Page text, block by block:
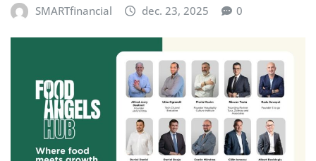
SMARTfinancial dec. 23, 2025 0